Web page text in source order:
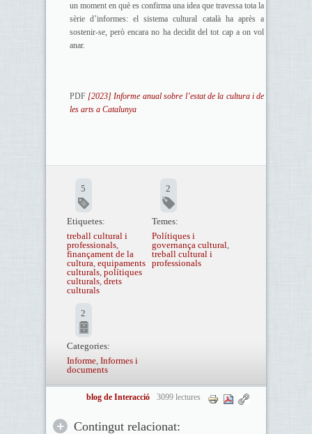
un moment en què es confirma una idea que travessa tota la
sèrie d’informes: el sistema cultural català ha après a
sostenir-se, però encara no ha decidit del tot cap a on vol
anar.
PDF [2023] Informe anual sobre l’estat de la cultura i de
les arts a Catalunya
5
Etiquetes:
treball cultural i
professionals,
finançament de la
cultura, equipaments
culturals, polítiques
culturals, drets
culturals
2
Temes:
Polítiques i
governança cultural,
treball cultural i
professionals
2
Categories:
Informe, Informes i
documents
blog de Interacció 3099 lectures
Contingut relacionat: